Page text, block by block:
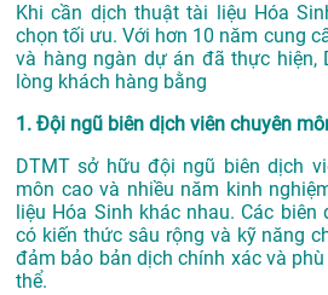
Khi cần dịch thuật tài liệu Hóa
chọn tối ưu. Với hơn 10 năm cung
và hàng ngàn dự án đã thực hiện,
lòng khách hàng bằng
1. Đội ngũ biên dịch viên chuyên
DTMT sở hữu đội ngũ biên dịch
môn cao và nhiều năm kinh
liệu Hóa Sinh khác nhau. Các
có kiến thức sâu rộng và kỹ năng
đảm bảo bản dịch chính xác và
thể.